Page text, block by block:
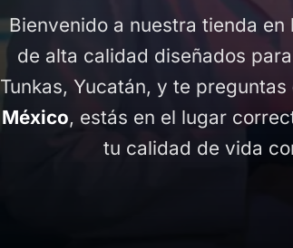
Bienvenido a nuestra tienda
de alta calidad diseñados
Tunkas, Yucatán, y te preguntas
México, estás en el lugar
tu calidad de vida